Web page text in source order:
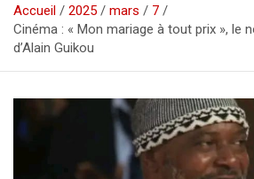
Accueil 2025 mars
7
Cinéma : « Mon mariage à tout prix », le
d’Alain Guikou